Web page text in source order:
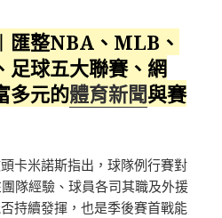
匯整NBA、MLB、
足球五大聯賽、網
多元的體育新聞與賽
卡米諾斯指出，球隊例行賽對
隊經驗、球員各司其職及外援
持續發揮，也是季後賽首戰能